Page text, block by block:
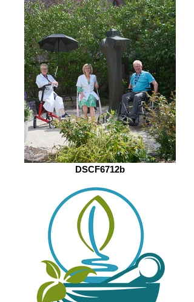
DSCF6712b